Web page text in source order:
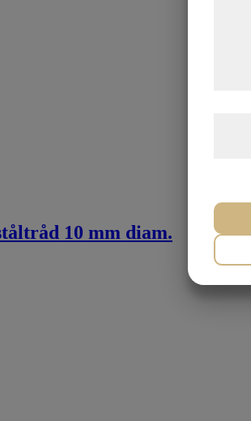
10 mm diam.